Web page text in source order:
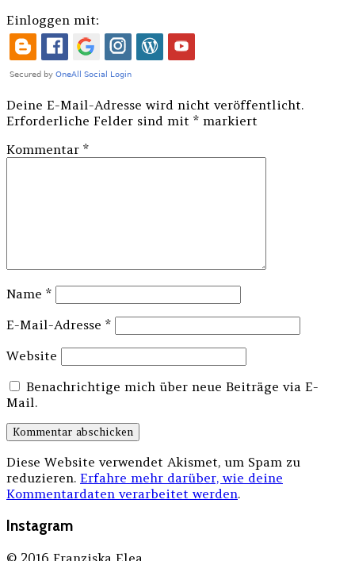
Einloggen mit:
Deine E-Mail-Adresse wird nicht veröffentlicht.
Erforderliche Felder sind mit * markiert
Kommentar *
Name *
E-Mail-Adresse *
Website
Benachrichtige mich über neue Beiträge via E-
Mail.
Diese Website verwendet Akismet, um Spam zu
reduzieren. Erfahre mehr darüber, wie deine
Kommentardaten verarbeitet werden.
Instagram
© 2016 Franziska Elea